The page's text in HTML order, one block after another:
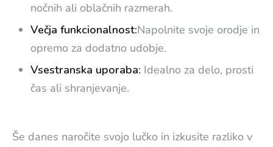
nočnih ali oblačnih razmerah.
Večja funkcionalnost:Napolnite svoje orodje in
opremo za dodatno udobje.
Vsestranska uporaba: Idealno za delo, prosti
čas ali shranjevanje.
Še danes naročite svojo lučko in izkusite razliko v